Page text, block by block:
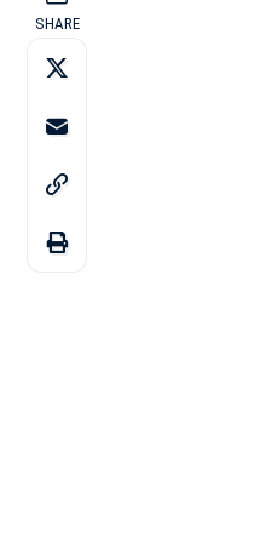
SHARE